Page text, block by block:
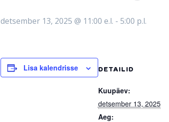
detsember 13, 2025 @ 11:00 e.l. - 5:00 p.l.
Lisa kalendrisse DETAILID
Kuupäev:
detsember 13, 2025
Aeg: